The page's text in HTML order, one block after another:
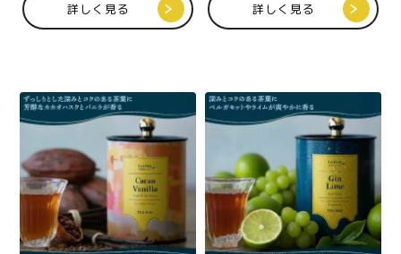
詳しく見る 詳しく見る